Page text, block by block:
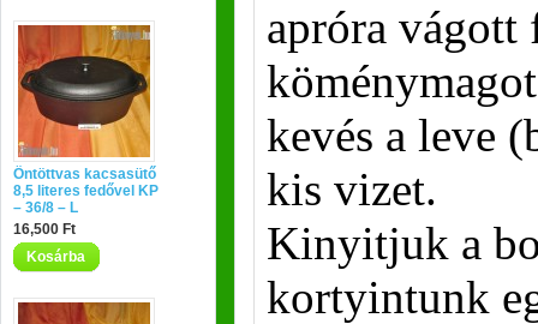
Öntöttvas kacsasütő
8,5 literes fedővel KP
– 36/8 – L
16,500 Ft
Kosárba
apróra vágott
kevés a leve
kis vizet.
Kinyitjuk a
kortyintunk